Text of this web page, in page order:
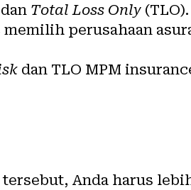
dan Total Loss Only
perusahaan
dan TLO MPM
Anda harus